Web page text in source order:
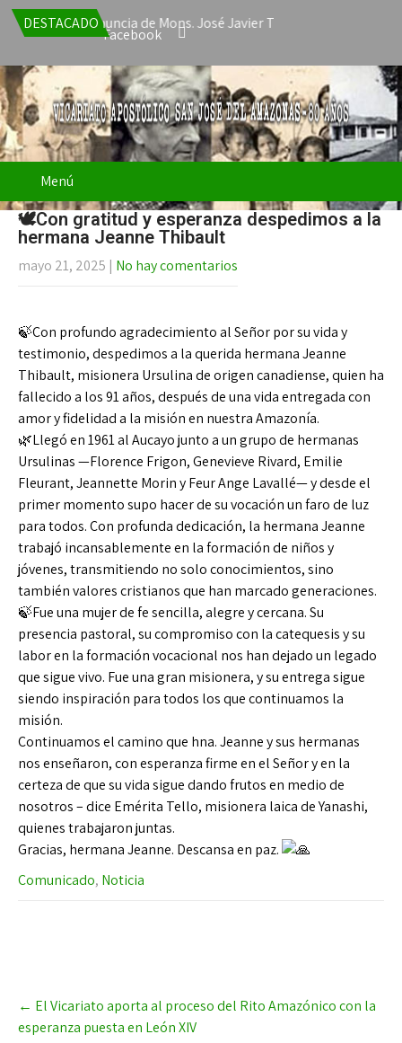
DESTACADO
acepta la renuncia de Mons. José Javier Travieso como Vicario
Facebook
Menú
🕊Con gratitud y esperanza despedimos a la
hermana Jeanne Thibault
mayo 21, 2025 | No hay comentarios
🍃Con profundo agradecimiento al Señor por su vida y
testimonio, despedimos a la querida hermana Jeanne
Thibault, misionera Ursulina de origen canadiense, quien ha
fallecido a los 91 años, después de una vida entregada con
amor y fidelidad a la misión en nuestra Amazonía.
🌿Llegó en 1961 al Aucayo junto a un grupo de hermanas
Ursulinas —Florence Frigon, Genevieve Rivard, Emilie
Fleurant, Jeannette Morin y Feur Ange Lavallé— y desde el
primer momento supo hacer de su vocación un faro de luz
para todos. Con profunda dedicación, la hermana Jeanne
trabajó incansablemente en la formación de niños y
jóvenes, transmitiendo no solo conocimientos, sino
también valores cristianos que han marcado generaciones.
🍃Fue una mujer de fe sencilla, alegre y cercana. Su
presencia pastoral, su compromiso con la catequesis y su
labor en la formación vocacional nos han dejado un legado
que sigue vivo. Fue una gran misionera, y su entrega sigue
siendo inspiración para todos los que continuamos la
misión.
Continuamos el camino que hna. Jeanne y sus hermanas
nos enseñaron, con esperanza firme en el Señor y en la
certeza de que su vida sigue dando frutos en medio de
nosotros – dice Emérita Tello, misionera laica de Yanashi,
quienes trabajaron juntas.
Gracias, hermana Jeanne. Descansa en paz.
Comunicado, Noticia
Post
navigation
← El Vicariato aporta al proceso del Rito Amazónico con la
esperanza puesta en León XIV